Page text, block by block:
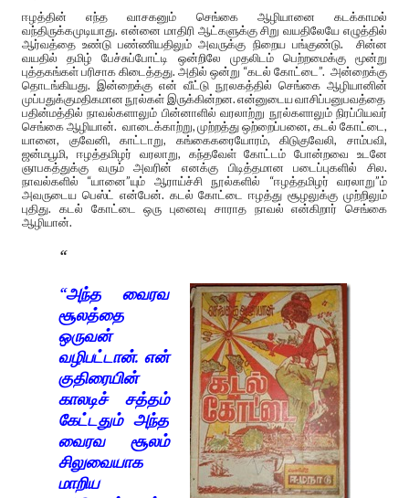
ஈழத்தின் எந்த வாசகனும் செங்கை ஆழியானை கடக்காமல்
வந்திருக்கமுடியாது. என்னை மாதிரி ஆட்களுக்கு சிறு வயதிலேயே எழுத்தில்
ஆர்வத்தை உண்டு பண்ணியதிலும் அவருக்கு நிறைய பங்குண்டு. சின்ன
வயதில் தமிழ் பேச்சுப்போட்டி ஒன்றிலே முதலிடம் பெற்றமைக்கு மூன்று
புத்தகங்கள் பரிசாக கிடைத்தது. அதில் ஒன்று “கடல் கோட்டை”. அன்றைக்கு
தொடங்கியது. இன்றைக்கு என் வீட்டு நூலகத்தில் செங்கை ஆழியானின்
முப்பதுக்குமதிகமான நூல்கள் இருக்கின்றன. என்னுடைய வாசிப்பனுபவத்தை
பதின்மத்தில் நாவல்களாலும் பின்னாளில் வரலாற்று நூல்களாலும் நிரப்பியவர்
செங்கை ஆழியான். வாடைக்காற்று, முற்றத்து ஒற்றைப்பனை, கடல் கோட்டை,
யானை, குவேனி, காட்டாறு, கங்கைகரையோரம், கிடுகுவேலி, சாம்பவி,
ஜன்மபூமி, ஈழத்தமிழர் வரலாறு, கந்தவேள் கோட்டம் போன்றவை உடனே
ஞாபகத்துக்கு வரும் அவரின் எனக்கு பிடித்தமான படைப்புகளில் சில.
நாவல்களில் “யானை”யும் ஆராய்ச்சி நூல்களில் “ஈழத்தமிழர் வரலாறு”ம்
அவருடைய பெஸ்ட் என்பேன். கடல் கோட்டை ஈழத்து சூழலுக்கு முற்றிலும்
புதிது. கடல் கோட்டை ஒரு புனைவு சாராத நாவல் என்கிறார் செங்கை
ஆழியான்.
“அந்த வைரவ
சூலத்தை
ஒருவன்
வழிபட்டான். என்
குதிரையின்
காலடிச் சத்தம்
கேட்டதும் அந்த
வைரவ சூலம்
சிலுவையாக
மாறிய